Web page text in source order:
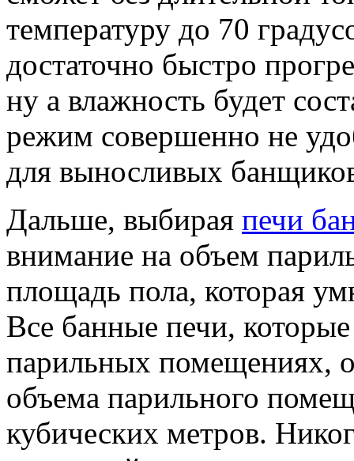
температуру до 70
достаточно быстро
ну а влажность будет
режим совершенно не
для выносливых
Дальше, выбирая печи
внимание на объем
площадь пола, которая
Все банные печи,
парильных помещениях,
объема парильного
кубических метров.